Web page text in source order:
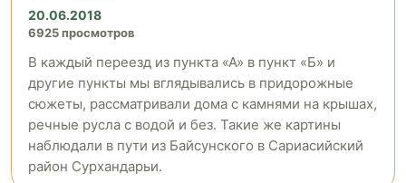
20.06.2018
6925 просмотров
В каждый переезд из пункта «А» в пункт «Б» и
другие пункты мы вглядывались в придорожные
сюжеты, рассматривали дома с камнями на крышах,
речные русла с водой и без. Такие же картины
наблюдали в пути из Байсунского в Сариасийский
район Сурхандарьи.